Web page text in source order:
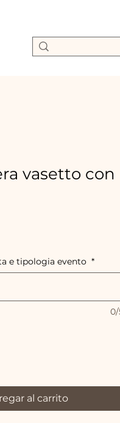
vasetto con
e tipologia evento *
al carrito